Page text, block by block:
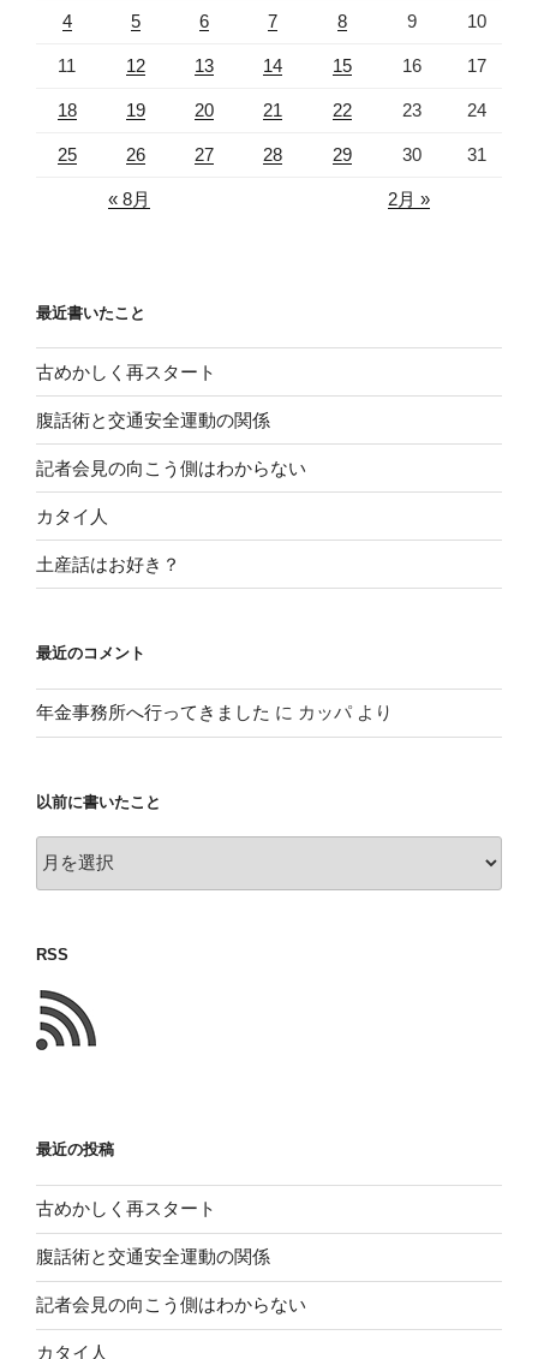
4 5 6 7 8 9 10
11 12 13 14 15 16 17
18 19 20 21 22 23 24
25 26 27 28 29 30 31
« 8月 2月 »
最近書いたこと
古めかしく再スタート
腹話術と交通安全運動の関係
記者会見の向こう側はわからない
カタイ人
土産話はお好き？
最近のコメント
年金事務所へ行ってきました に カッパより
以前に書いたこと
前
い
た
こ
と
RSS
最近の投稿
古めかしく再スタート
腹話術と交通安全運動の関係
記者会見の向こう側はわからない
カタイ人